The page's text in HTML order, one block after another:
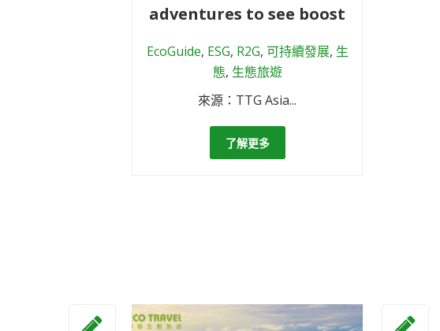
adventures to see boost
EcoGuide, ESG, R2G, 可持續發展, 生
態, 生態旅遊
來源：TTG Asia...
了解更多